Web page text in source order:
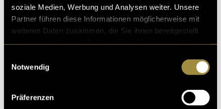
soziale Medien, Werbung und Analysen weiter. Unsere
Partner führen diese Informationen möglicherweise mit
weiteren Daten zusammen, die Sie ihnen bereitgestellt
Notwendig
Präferenzen
Bitte akzeptiere diestatistik, MarketingCookies um
diesen Inhalt zu sehen.